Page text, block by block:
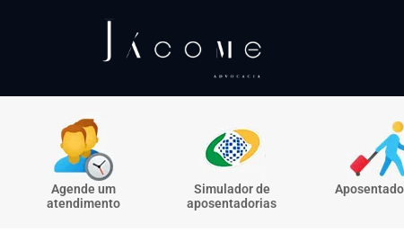
Agende um
atendimento
Simulador de
aposentadorias